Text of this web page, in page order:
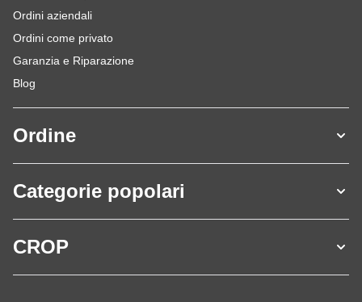
Ordini aziendali
Ordini come privato
Garanzia e Riparazione
Blog
Ordine
Categorie popolari
CROP